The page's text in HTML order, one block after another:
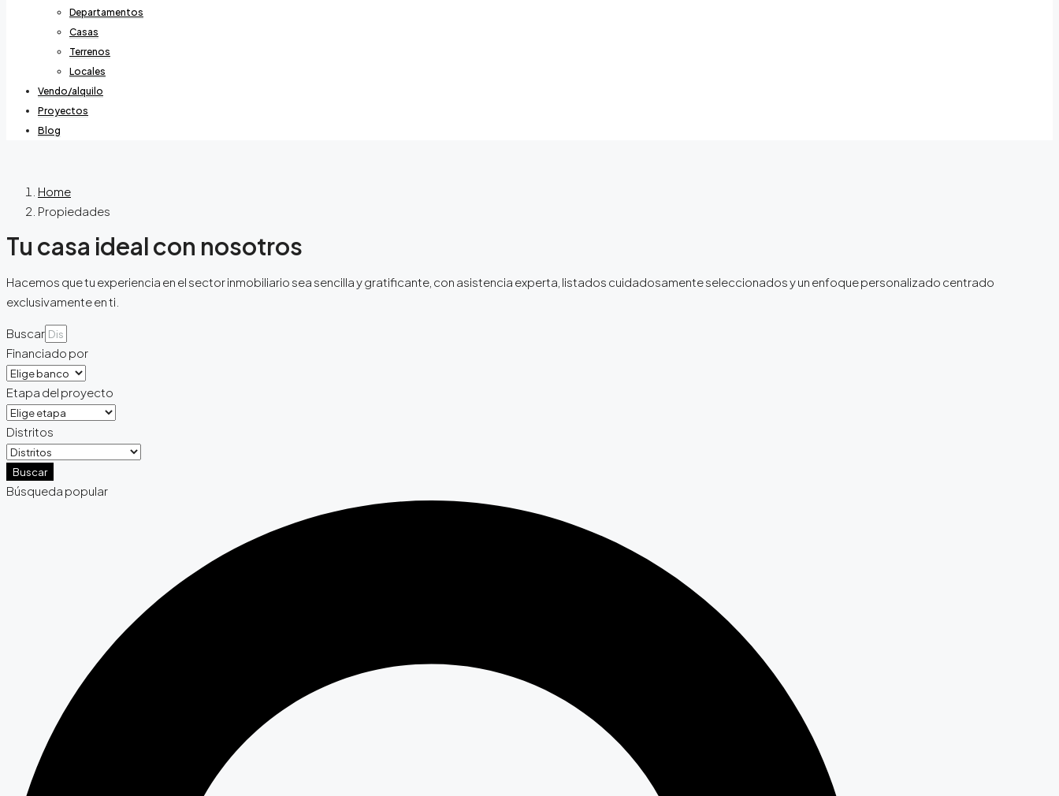
Departamentos
Casas
Terrenos
Locales
Vendo/alquilo
Proyectos
Blog
Home
Propiedades
Tu casa ideal con nosotros
Hacemos que tu experiencia en el sector inmobiliario sea sencilla y gratificante, con asistencia experta, listados cuidadosamente seleccionados y un enfoque personalizado centrado
exclusivamente en ti.
Buscar
Financiado por
Etapa del proyecto
Distritos
Buscar
Búsqueda popular